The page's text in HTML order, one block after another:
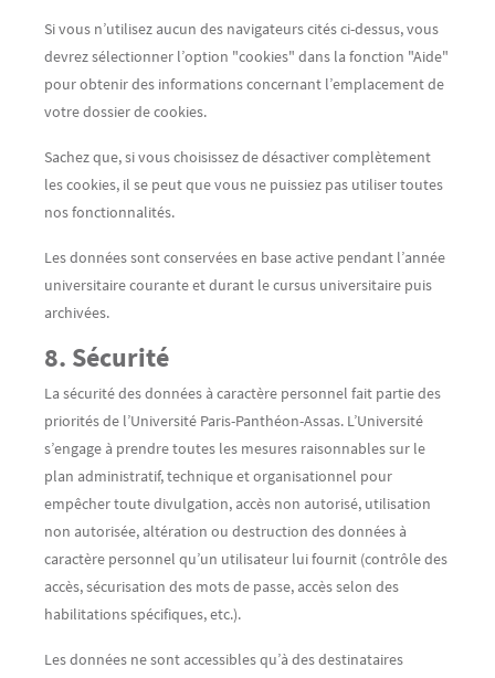
Si vous n’utilisez aucun des navigateurs cités ci-dessus, vous
devrez sélectionner l’option "cookies" dans la fonction "Aide"
pour obtenir des informations concernant l’emplacement de
votre dossier de cookies.
Sachez que, si vous choisissez de désactiver complètement
les cookies, il se peut que vous ne puissiez pas utiliser toutes
nos fonctionnalités.
Les données sont conservées en base active pendant l’année
universitaire courante et durant le cursus universitaire puis
archivées.
8. Sécurité
La sécurité des données à caractère personnel fait partie des
priorités de l’Université Paris-Panthéon-Assas. L’Université
s’engage à prendre toutes les mesures raisonnables sur le
plan administratif, technique et organisationnel pour
empêcher toute divulgation, accès non autorisé, utilisation
non autorisée, altération ou destruction des données à
caractère personnel qu’un utilisateur lui fournit (contrôle des
accès, sécurisation des mots de passe, accès selon des
habilitations spécifiques, etc.).
Les données ne sont accessibles qu’à des destinataires